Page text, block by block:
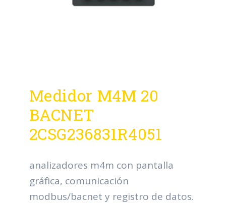
Medidor M4M 20
BACNET
2CSG236831R4051
analizadores m4m con pantalla
gráfica, comunicación
modbus/bacnet y registro de datos.